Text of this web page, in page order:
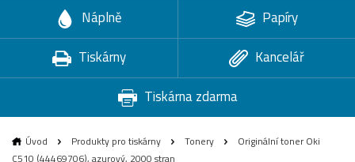
Náplně
Papíry
Tiskárny
Kancelář
Tiskárna zdarma
Úvod Produkty pro tiskárny Tonery
Originální toner Oki
C510 (44469706), azurový, 2000 stran